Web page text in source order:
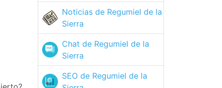
Noticias de Regumiel de la
Sierra
Chat de Regumiel de la
Sierra
SEO de Regumiel de la